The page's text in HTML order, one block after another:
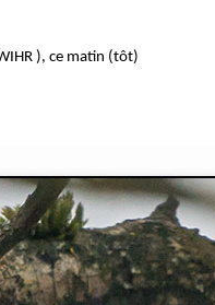
), ce matin (tôt)